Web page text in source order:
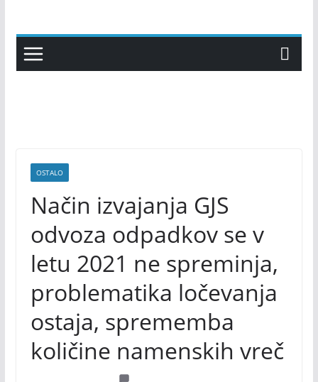
content
OSTALO
Način izvajanja GJS
odvoza odpadkov se v
letu 2021 ne spreminja,
problematika ločevanja
ostaja, sprememba
količine namenskih vreč